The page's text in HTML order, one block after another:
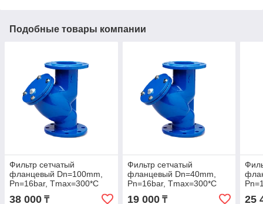
Подобные товары компании
Фильтр сетчатый
фланцевый Dn=100mm,
Pn=16bar, Tmax=300*C
38 000 ₸
Фильтр сетчатый
фланцевый Dn=40mm,
Pn=16bar, Tmax=300*C
19 000₸ 25